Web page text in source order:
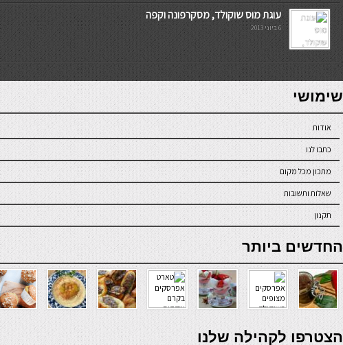
עוגת מוס שוקולד, מסקרפונה וקפה
6 ביוני 2013
7slots
seriöse online casinos österreich
שימושי
אודות
כתבו לנו
מתכון מכל מקום
שאלות ותשובות
תקנון
online casino
החדשים ביותר
verde casino
הצטרפו לקהילה שלנו